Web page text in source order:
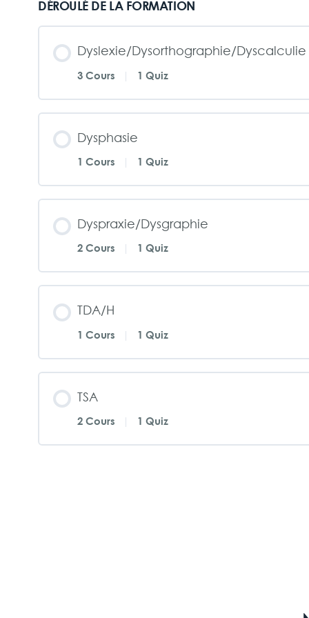
DÉROULÉ DE LA FORMATION
Dyslexie/Dysorthographie/Dyscalculie
3 Cours | 1 Quiz
Dysphasie
1 Cours | 1 Quiz
Dyspraxie/Dysgraphie
2 Cours | 1 Quiz
TDA/H
1 Cours | 1 Quiz
TSA
2 Cours | 1 Quiz